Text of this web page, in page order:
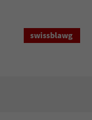
springen